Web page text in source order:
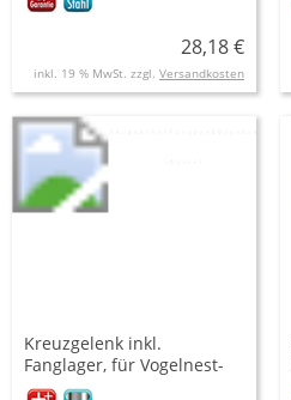
28,18 €
inkl. 19 % MwSt. zzgl. Versandkosten
Kreuzgelenk inkl.
Fanglager, für Vogelnest-
Schaukel